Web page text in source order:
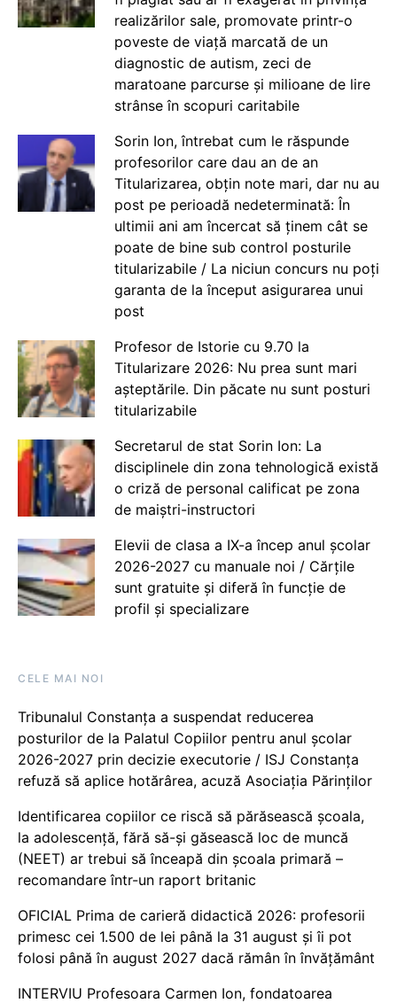
realizărilor sale, promovate printr-o
poveste de viață marcată de un
diagnostic de autism, zeci de
maratoane parcurse și milioane de lire
strânse în scopuri caritabile
Sorin Ion, întrebat cum le răspunde
profesorilor care dau an de an
Titularizarea, obțin note mari, dar nu au
post pe perioadă nedeterminată: În
ultimii ani am încercat să ținem cât se
poate de bine sub control posturile
titularizabile / La niciun concurs nu poți
garanta de la început asigurarea unui
post
Profesor de Istorie cu 9.70 la
Titularizare 2026: Nu prea sunt mari
așteptările. Din păcate nu sunt posturi
titularizabile
Secretarul de stat Sorin Ion: La
disciplinele din zona tehnologică există
o criză de personal calificat pe zona
de maiștri-instructori
Elevii de clasa a IX-a încep anul școlar
2026-2027 cu manuale noi / Cărțile
sunt gratuite și diferă în funcție de
profil și specializare
CELE MAI NOI
Tribunalul Constanța a suspendat reducerea
posturilor de la Palatul Copiilor pentru anul școlar
2026-2027 prin decizie executorie / ISJ Constanța
refuză să aplice hotărârea, acuză Asociația Părinților
Identificarea copiilor ce riscă să părăsească școala,
la adolescență, fără să-și găsească loc de muncă
(NEET) ar trebui să înceapă din școala primară –
recomandare într-un raport britanic
OFICIAL Prima de carieră didactică 2026: profesorii
primesc cei 1.500 de lei până la 31 august și îi pot
folosi până în august 2027 dacă rămân în învățământ
INTERVIU Profesoara Carmen Ion, fondatoarea